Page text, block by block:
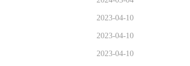
2023-04-10
2023-04-10
2023-04-10